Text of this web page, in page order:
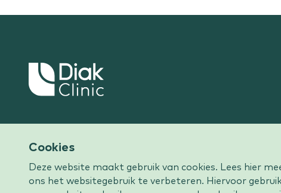
Cookies
Deze website maakt gebruik van cookies. Lees hier
ons het websitegebruik te verbeteren. Hiervoor
Keer
terug
de
homepage
Dé kliniek van Midden-
Nederland